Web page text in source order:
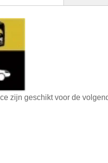
zijn geschikt voor de